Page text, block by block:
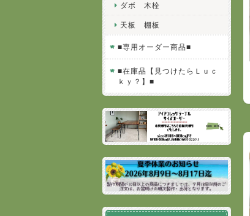
ダボ 木栓
天板 棚板
■専用オーダー商品■
■在庫品【見つけたらＬｕｃ
ｋｙ？】■